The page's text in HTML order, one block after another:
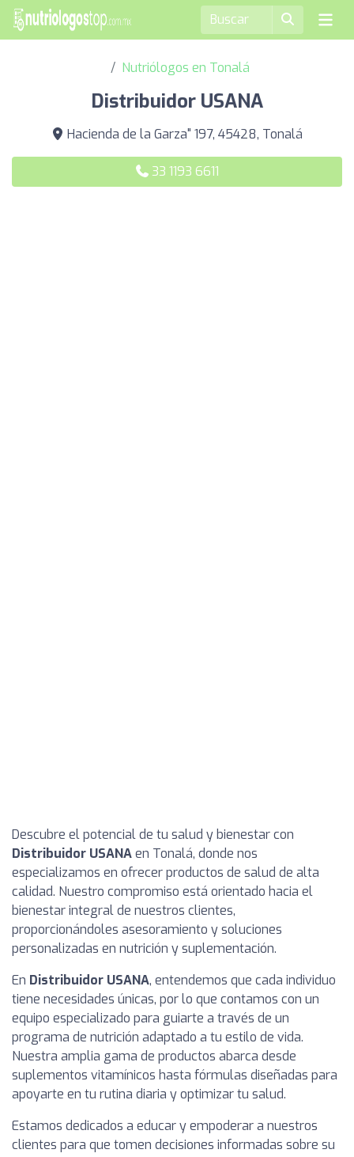
Nutriólogos en Tonalá
Distribuidor USANA
Hacienda de la Garza" 197, 45428, Tonalá
33 1193 6611
Descubre el potencial de tu salud y bienestar con
Distribuidor USANAen Tonalá, donde nos
especializamos en ofrecer productos de salud de alta
calidad. Nuestro compromiso está orientado hacia el
bienestar integral de nuestros clientes,
proporcionándoles asesoramiento y soluciones
personalizadas en nutrición y suplementación.
En Distribuidor USANA, entendemos que cada individuo
tiene necesidades únicas, por lo que contamos con un
equipo especializado para guiarte a través de un
programa de nutrición adaptado a tu estilo de vida.
Nuestra amplia gama de productos abarca desde
suplementos vitamínicos hasta fórmulas diseñadas para
apoyarte en tu rutina diaria y optimizar tu salud.
Estamos dedicados a educar y empoderar a nuestros
clientes para que tomen decisiones informadas sobre su